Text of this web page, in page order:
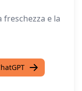
freschezza e la